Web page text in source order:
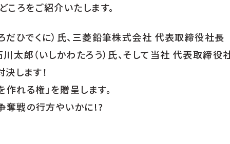
ろをご紹介いたします。
ひでくに）氏、三菱鉛筆株式会社 代表取締役社
太郎（いしかわたろう）氏、そして当社 代表取締
します！
れる権」を贈呈します。
奪戦の行方やいかに!?